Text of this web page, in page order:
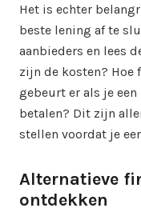
Het is echter
beste lening af te
aanbieders en lees
zijn de kosten? Hoe
gebeurt er als je
betalen? Dit zijn
stellen voordat je
Alternatieve
ontdekken